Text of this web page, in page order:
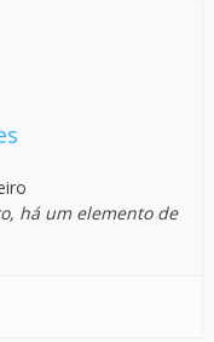
há um elemento de